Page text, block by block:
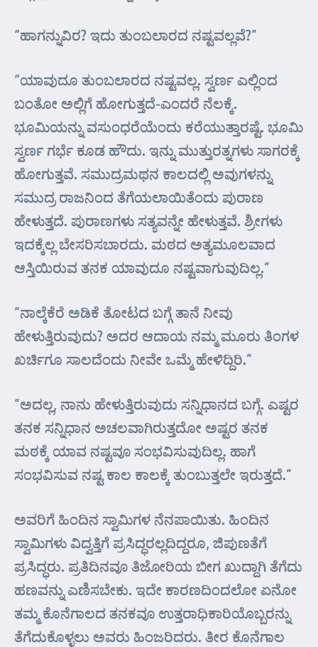
“ಹಾಗನ್ನುವಿರ? ಇದು ತುಂಬಲಾರದ ನಷ್ಟವಲ್ಲವೆ?”
“ಯಾವುದೂ ತುಂಬಲಾರದ ನಷ್ಟವಲ್ಲ. ಸ್ವರ್ಣ ಎಲ್ಲಿಂದ
ಬಂತೋ ಅಲ್ಲಿಗೆ ಹೋಗುತ್ತದೆ-ಎಂದರೆ ನೆಲಕ್ಕೆ.
ಭೂಮಿಯನ್ನು ವಸುಂಧರೆಯೆಂದು ಕರೆಯುತ್ತಾರಷ್ಟೆ. ಭೂಮಿ
ಸ್ವರ್ಣ ಗರ್ಭೆ ಕೂಡ ಹೌದು. ಇನ್ನು ಮುತ್ತುರತ್ನಗಳು ಸಾಗರಕ್ಕೆ
ಹೋಗುತ್ತವೆ. ಸಮುದ್ರಮಥನ ಕಾಲದಲ್ಲಿ ಅವುಗಳನ್ನು
ಸಮುದ್ರ ರಾಜನಿಂದ ತೆಗೆಯಲಾಯಿತೆಂದು ಪುರಾಣ
ಹೇಳುತ್ತದೆ. ಪುರಾಣಗಳು ಸತ್ಯವನ್ನೇ ಹೇಳುತ್ತವೆ. ಶ್ರೀಗಳು
ಇದಕ್ಕೆಲ್ಲ ಬೇಸರಿಸಬಾರದು. ಮಠದ ಅತ್ಯಮೂಲವಾದ
ಆಸ್ತಿಯಿರುವ ತನಕ ಯಾವುದೂ ನಷ್ಟವಾಗುವುದಿಲ್ಲ.”
“ನಾಲ್ಕೆಕೆರೆ ಅಡಿಕೆ ತೋಟದ ಬಗ್ಗೆ ತಾನೆ ನೀವು
ಹೇಳುತ್ತಿರುವುದು? ಅದರ ಆದಾಯ ನಮ್ಮ ಮೂರು ತಿಂಗಳ
ಖರ್ಚಿಗೂ ಸಾಲದೆಂದು ನೀವೇ ಒಮ್ಮೆ ಹೇಳಿದ್ದಿರಿ.”
“ಅದಲ್ಲ, ನಾನು ಹೇಳುತ್ತಿರುವುದು ಸನ್ನಿಧಾನದ ಬಗ್ಗೆ. ಎಷ್ಟರ
ತನಕ ಸನ್ನಿಧಾನ ಅಚಲವಾಗಿರುತ್ತದೋ ಅಷ್ಟರ ತನಕ
ಮಠಕ್ಕೆ ಯಾವ ನಷ್ಟವೂ ಸಂಭವಿಸುವುದಿಲ್ಲ. ಹಾಗೆ
ಸಂಭವಿಸುವ ನಷ್ಟ ಕಾಲ ಕಾಲಕ್ಕೆ ತುಂಬುತ್ತಲೇ ಇರುತ್ತದೆ.”
ಅವರಿಗೆ ಹಿಂದಿನ ಸ್ವಾಮಿಗಳ ನೆನಪಾಯಿತು. ಹಿಂದಿನ
ಸ್ವಾಮಿಗಳು ವಿದ್ವತ್ತಿಗೆ ಪ್ರಸಿದ್ಧರಲ್ಲದಿದ್ದರೂ, ಜಿಪುಣತೆಗೆ
ಪ್ರಸಿದ್ಧರು. ಪ್ರತಿದಿನವೂ ತಿಜೋರಿಯ ಬೀಗ ಖುದ್ದಾಗಿ ತೆಗೆದು
ಹಣವನ್ನು ಎಣಿಸಬೇಕು. ಇದೇ ಕಾರಣದಿಂದಲೋ ಏನೋ
ತಮ್ಮ ಕೊನೆಗಾಲದ ತನಕವೂ ಉತ್ತರಾಧಿಕಾರಿಯೊಬ್ಬರನ್ನು
ತೆಗೆದುಕೊಳ್ಳಲು ಅವರು ಹಿಂಜರಿದರು. ತೀರ ಕೊನೆಗಾಲ